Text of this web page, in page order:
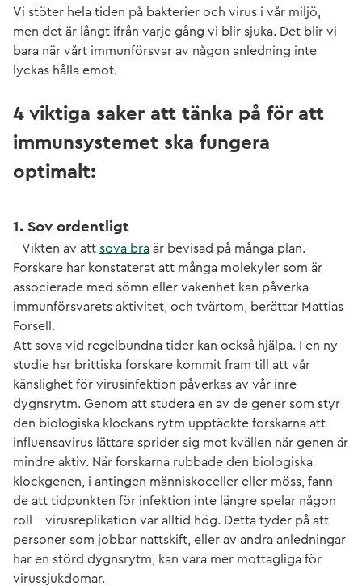
Vi stöter hela tiden på bakterier och virus i vår miljö,
men det är långt ifrån varje gång vi blir sjuka. Det blir vi
bara när vårt immunförsvar av någon anledning inte
lyckas hålla emot.
4 viktiga saker att tänka på för att
immunsystemet ska fungera
optimalt:
1. Sov ordentligt
– Vikten av att sova bra är bevisad på många plan.
Forskare har konstaterat att många molekyler som är
associerade med sömn eller vakenhet kan påverka
immunförsvarets aktivitet, och tvärtom, berättar Mattias
Forsell.
Att sova vid regelbundna tider kan också hjälpa. I en ny
studie har brittiska forskare kommit fram till att vår
känslighet för virusinfektion påverkas av vår inre
dygnsrytm. Genom att studera en av de gener som styr
den biologiska klockans rytm upptäckte forskarna att
influensavirus lättare sprider sig mot kvällen när genen är
mindre aktiv. När forskarna rubbade den biologiska
klockgenen, i antingen människoceller eller möss, fann
de att tidpunkten för infektion inte längre spelar någon
roll – virusreplikation var alltid hög. Detta tyder på att
personer som jobbar nattskift, eller av andra anledningar
har en störd dygnsrytm, kan vara mer mottagliga för
virussjukdomar.